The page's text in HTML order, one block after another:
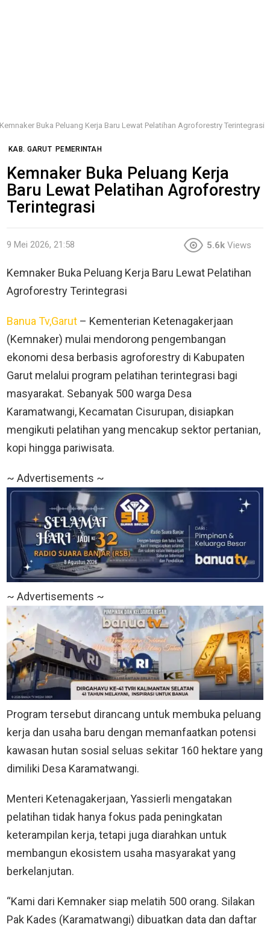
Kemnaker Buka Peluang Kerja Baru Lewat Pelatihan Agroforestry Terintegrasi
KAB. GARUT PEMERINTAH
Kemnaker Buka Peluang Kerja
Baru Lewat Pelatihan Agroforestry
Terintegrasi
9 Mei 2026, 21:58 5.6k Views
Kemnaker Buka Peluang Kerja Baru Lewat Pelatihan
Agroforestry Terintegrasi
Banua Tv,Garut – Kementerian Ketenagakerjaan
(Kemnaker) mulai mendorong pengembangan
ekonomi desa berbasis agroforestry di Kabupaten
Garut melalui program pelatihan terintegrasi bagi
masyarakat. Sebanyak 500 warga Desa
Karamatwangi, Kecamatan Cisurupan, disiapkan
mengikuti pelatihan yang mencakup sektor pertanian,
kopi hingga pariwisata.
~ Advertisements ~
~ Advertisements ~
Program tersebut dirancang untuk membuka peluang
kerja dan usaha baru dengan memanfaatkan potensi
kawasan hutan sosial seluas sekitar 160 hektare yang
dimiliki Desa Karamatwangi.
Menteri Ketenagakerjaan, Yassierli mengatakan
pelatihan tidak hanya fokus pada peningkatan
keterampilan kerja, tetapi juga diarahkan untuk
membangun ekosistem usaha masyarakat yang
berkelanjutan.
“Kami dari Kemnaker siap melatih 500 orang. Silakan
Pak Kades (Karamatwangi) dibuatkan data dan daftar